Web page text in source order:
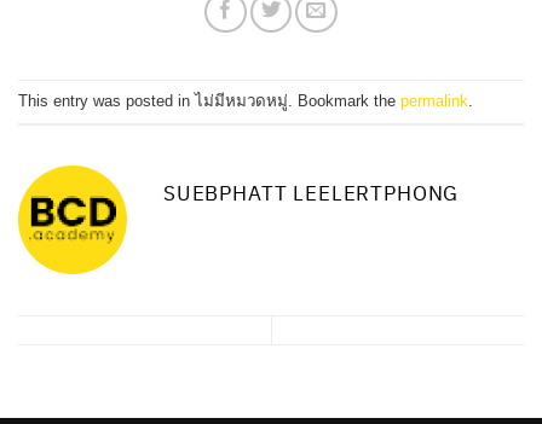
This entry was posted in ไม่มีหมวดหมู่. Bookmark the permalink.
SUEBPHATT LEELERTPHONG